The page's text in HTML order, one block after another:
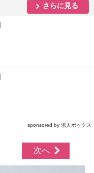
さらに見る
sponsored by 求人ボックス
次へ